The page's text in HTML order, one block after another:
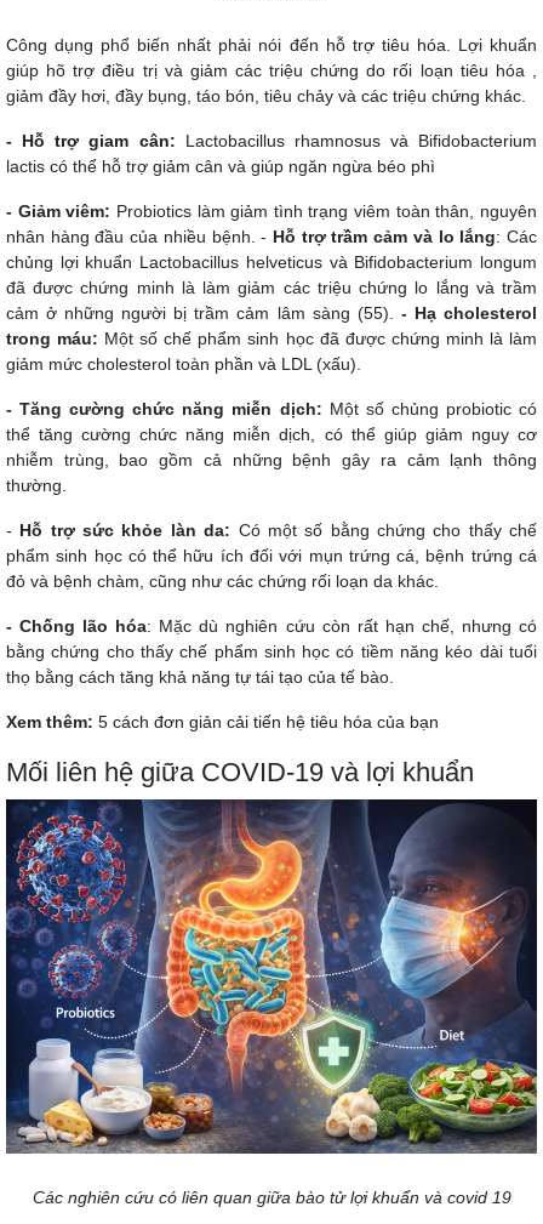
Công dụng phổ biến nhất phải nói đến hỗ trợ tiêu hóa . Lợi khuẩn
giúp hõ trợ điều trị và giảm các triệu chứng do rối loạn tiêu hóa ,
giảm đầy hơi, đầy bụng, táo bón, tiêu chảy và các triệu chứng khác.
- Hỗ trợ giam cân: Lactobacillus rhamnosus và Bifidobacterium
lactis có thể hỗ trợ giảm cân và giúp ngăn ngừa béo phì
- Giảm viêm: Probiotics làm giảm tình trạng viêm toàn thân, nguyên
nhân hàng đầu của nhiều bệnh. - Hỗ trợ trầm cảm và lo lắng: Các
chủng lợi khuẩn Lactobacillus helveticus và Bifidobacterium longum
đã được chứng minh là làm giảm các triệu chứng lo lắng và trầm
cảm ở những người bị trầm cảm lâm sàng (55). - Hạ cholesterol
trong máu: Một số chế phẩm sinh học đã được chứng minh là làm
giảm mức cholesterol toàn phần và LDL (xấu).
- Tăng cường chức năng miễn dịch: Một số chủng probiotic có
thể tăng cường chức năng miễn dịch, có thể giúp giảm nguy cơ
nhiễm trùng, bao gồm cả những bệnh gây ra cảm lạnh thông
thường.
- Hỗ trợ sức khỏe làn da: Có một số bằng chứng cho thấy chế
phẩm sinh học có thể hữu ích đối với mụn trứng cá, bệnh trứng cá
đỏ và bệnh chàm, cũng như các chứng rối loạn da khác.
- Chống lão hóa: Mặc dù nghiên cứu còn rất hạn chế, nhưng có
bằng chứng cho thấy chế phẩm sinh học có tiềm năng kéo dài tuổi
thọ bằng cách tăng khả năng tự tái tạo của tế bào.
Xem thêm: 5 cách đơn giản cải tiến hệ tiêu hóa của bạn
Mối liên hệ giữa COVID-19 và lợi khuẩn
Các nghiên cứu có liên quan giữa bào tử lợi khuẩn và covid 19